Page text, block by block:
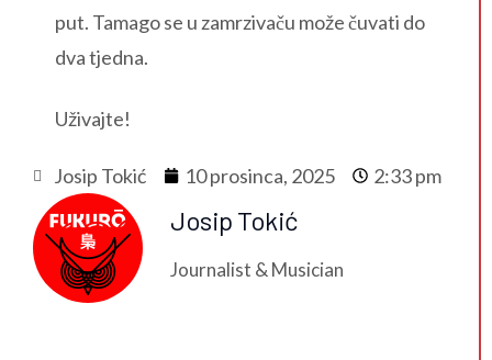
put. Tamago se u zamrzivaču može čuvati do
dva tjedna.
Uživajte!
Josip Tokić 10 prosinca, 2025 2:33 pm
Josip Tokić
Journalist & Musician